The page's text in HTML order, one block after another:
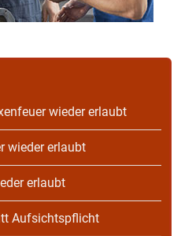
wieder erlaubt
wieder erlaubt
erlaubt
Aufsichtspflicht